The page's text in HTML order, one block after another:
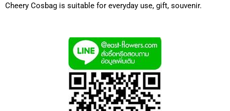
Cheery Cosbag is suitable for everyday use, gift, souvenir.